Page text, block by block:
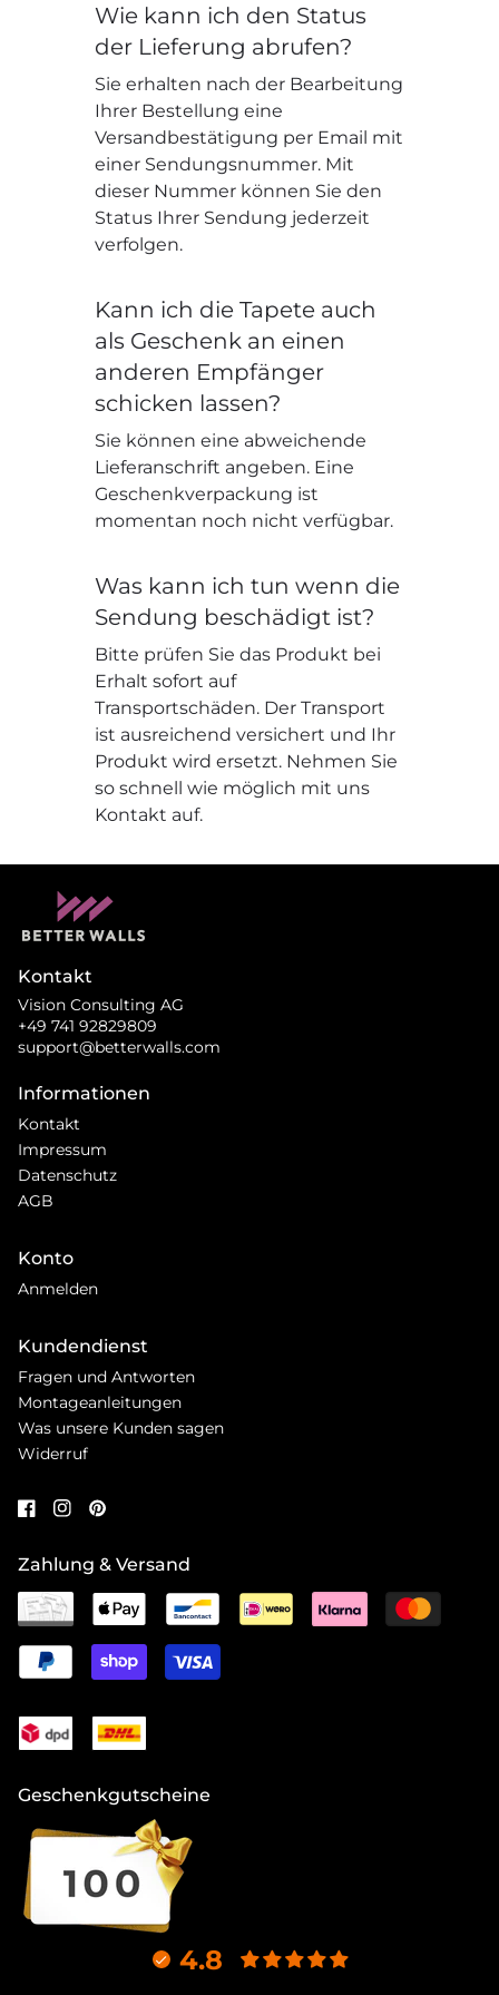
Wie kann ich den Status
der Lieferung abrufen?
Sie erhalten nach der Bearbeitung
Ihrer Bestellung eine
Versandbestätigung per Email mit
einer Sendungsnummer. Mit
dieser Nummer können Sie den
Status Ihrer Sendung jederzeit
verfolgen.
Kann ich die Tapete auch
als Geschenk an einen
anderen Empfänger
schicken lassen?
Sie können eine abweichende
Lieferanschrift angeben. Eine
Geschenkverpackung ist
momentan noch nicht verfügbar.
Was kann ich tun wenn die
Sendung beschädigt ist?
Bitte prüfen Sie das Produkt bei
Erhalt sofort auf
Transportschäden. Der Transport
ist ausreichend versichert und Ihr
Produkt wird ersetzt. Nehmen Sie
so schnell wie möglich mit uns
Kontakt auf.
Kontakt
Vision Consulting AG
+49 741 92829809
support@betterwalls.com
Informationen
Kontakt
Impressum
Datenschutz
AGB
Konto
Anmelden
Kundendienst
Fragen und Antworten
Montageanleitungen
Was unsere Kunden sagen
Widerruf
Zahlung & Versand
Geschenkgutscheine
4.8